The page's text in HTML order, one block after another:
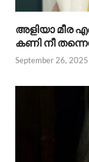
അളിയാ മീര
കണി നീ
September 26, 2025